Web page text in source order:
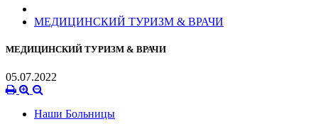
МЕДИЦИНСКИЙ ТУРИЗМ & ВРАЧИ
МЕДИЦИНСКИЙ ТУРИЗМ & ВРАЧИ
05.07.2022
Наши Больницы